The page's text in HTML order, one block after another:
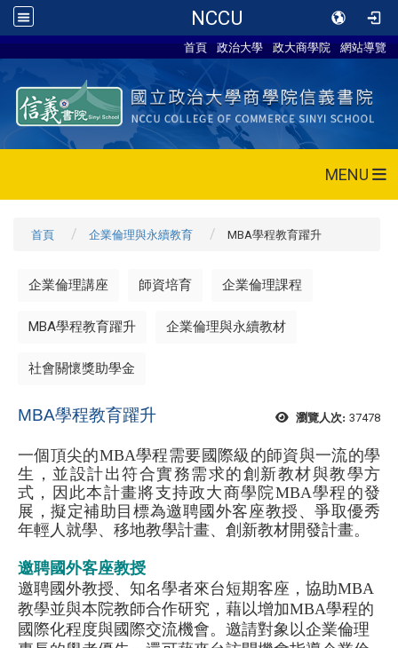
NCCU
首頁 政治大學 政大商學院 網站導覽
MENU
首頁 企業倫理與永續教育 MBA學程教育躍升
企業倫理講座 師資培育 企業倫理課程
MBA學程教育躍升 企業倫理與永續教材
社會關懷獎助學金
瀏覽人次: 37478
MBA學程教育躍升
一個頂尖的MBA學程需要國際級的師資與一流的學
生，並設計出符合實務需求的創新教材與教學方
式，因此本計畫將支持政大商學院MBA學程的發
展，擬定補助目標為邀聘國外客座教授、爭取優秀
年輕人就學、移地教學計畫、創新教材開發計畫。
邀聘國外客座教授
邀聘國外教授、知名學者來台短期客座，協助MBA
教學並與本院教師合作研究，藉以增加MBA學程的
國際化程度與國際交流機會。邀請對象以企業倫理